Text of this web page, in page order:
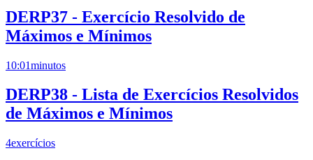
DERP37 - Exercício Resolvido de
Máximos e Mínimos
10:01minutos
DERP38 - Lista de Exercícios Resolvidos
de Máximos e Mínimos
4exercícios